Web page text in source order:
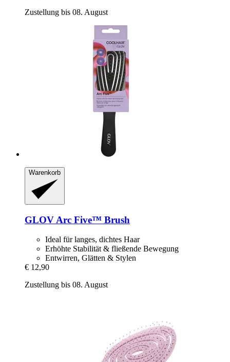
Zustellung bis 08. August
Warenkorb
GLOV Arc Five™ Brush
Ideal für langes, dichtes Haar
Erhöhte Stabilität & fließende Bewegung
Entwirren, Glätten & Stylen
€ 12,90
Zustellung bis 08. August